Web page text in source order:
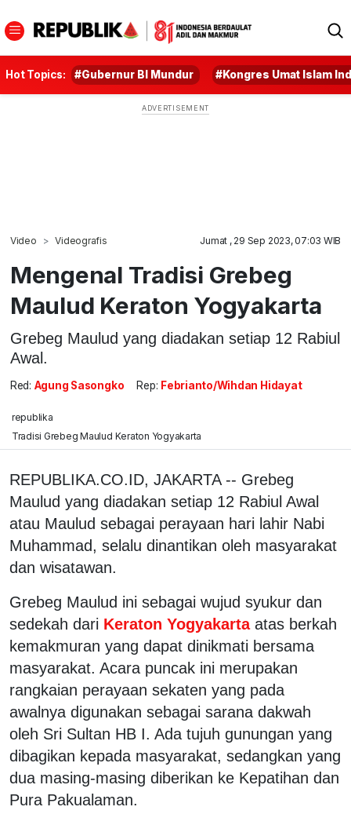
Hot Topics: #Gubernur BI Mundur #Kongres Umat Islam
Video Videografis Jumat , 29 Sep 2023, 07:03 WIB
Mengenal Tradisi Grebeg
Maulud Keraton Yogyakarta
Grebeg Maulud yang diadakan setiap 12 Rabiul
Awal.
Red: Agung Sasongko Rep: Febrianto/Wihdan Hidayat
republika
Tradisi Grebeg Maulud Keraton Yogyakarta
REPUBLIKA.CO.ID, JAKARTA -- Grebeg
Maulud yang diadakan setiap 12 Rabiul Awal
atau Maulud sebagai perayaan hari lahir Nabi
Muhammad, selalu dinantikan oleh masyarakat
dan wisatawan.
Grebeg Maulud ini sebagai wujud syukur dan
sedekah dari Keraton Yogyakarta atas berkah
kemakmuran yang dapat dinikmati bersama
masyarakat. Acara puncak ini merupakan
rangkaian perayaan sekaten yang pada
awalnya digunakan sebagai sarana dakwah
oleh Sri Sultan HB I. Ada tujuh gunungan yang
dibagikan kepada masyarakat, sedangkan yang
dua masing-masing diberikan ke Kepatihan dan
Pura Pakualaman.